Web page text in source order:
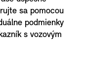
sa pomocou
podmienky
s vozovým